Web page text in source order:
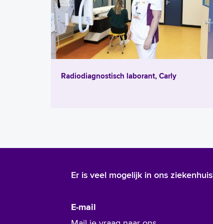
Radiodiagnostisch laborant, Carly
Er is veel mogelijk in ons
E-mail